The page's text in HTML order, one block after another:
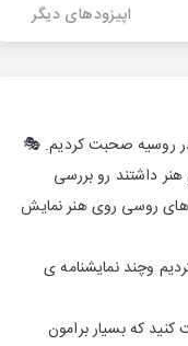
اپیزودهای دیگر
روسیه صحبت کردیم. 🎭
هنر داشتند رو بررسی
های روسی روی هنر نمایش
وچند نمایشنامه ی
کنید که بسیار برامون